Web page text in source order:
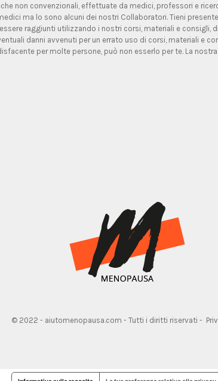
non convenzionali, effettuate da medici, professori e
ma lo sono alcuni dei nostri Collaboratori. Tieni
raggiunti utilizzando i nostri corsi, materiali e consigli,
danni avvenuti per un errato uso di corsi, materiali e
per molte persone, può non esserlo per te. La
© 2022 - aiutomenopausa.com - Tutti i diritti riservati -